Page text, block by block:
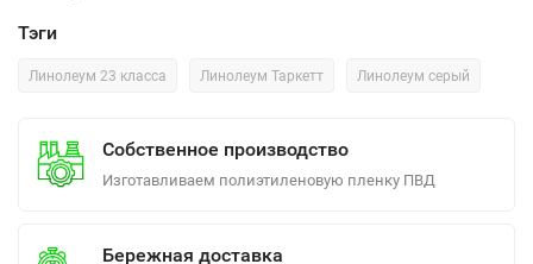
Тэги
Линолеум 23 класса Линолеум Таркетт Линолеум серый
Собственное производство
Изготавливаем полиэтиленовую пленку ПВД
Бережная доставка